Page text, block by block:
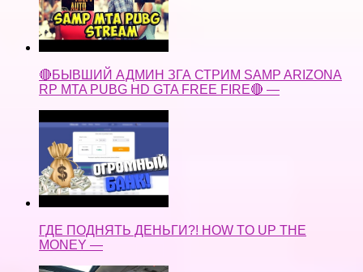
🔴БЫВШИЙ АДМИН ЗГА СТРИМ SAMP ARIZONA
RP MTA PUBG HD GTA FREE FIRE🔴 —
ГДЕ ПОДНЯТЬ ДЕНЬГИ?! HOW TO UP THE
MONEY —